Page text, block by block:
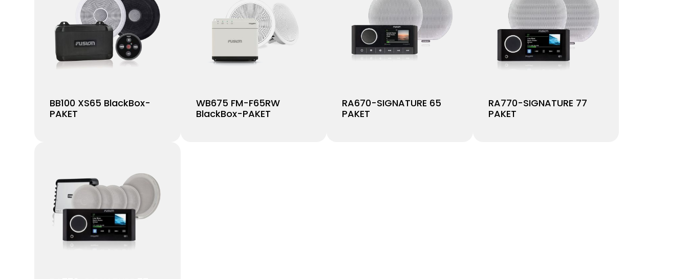
BB100 XS65 BlackBox-
PAKET
WB675 FM-F65RW
BlackBox-PAKET
RA670-SIGNATURE 65
PAKET
RA770-SIGNATURE 77
PAKET